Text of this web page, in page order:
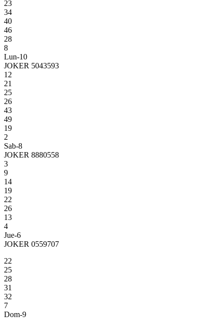
23
34
40
46
28
8
Lun-10
JOKER 5043593
12
21
25
26
43
49
19
2
Sab-8
JOKER 8880558
3
9
14
19
22
26
13
4
Jue-6
JOKER 0559707
22
25
28
31
32
7
Dom-9